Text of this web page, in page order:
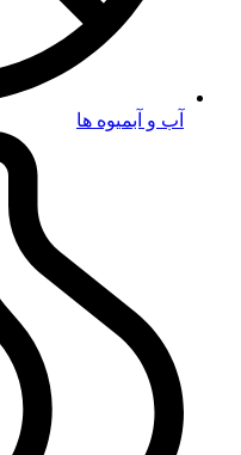
آب و آبمیوه ها